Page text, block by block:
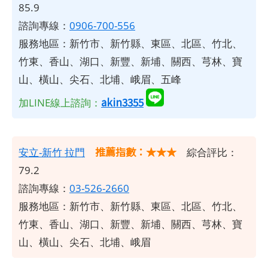
85.9
諮詢專線： 0906-700-556
服務地區：新竹市、新竹縣、東區、北區、竹北、
竹東、香山、湖口、新豐、新埔、關西、芎林、寶
山、橫山、尖石、北埔、峨眉、五峰
加LINE線上諮詢： akin3355
安立-新竹 拉門 推薦指數：★★★ 綜合評比：
79.2
諮詢專線： 03-526-2660
服務地區：新竹市、新竹縣、東區、北區、竹北、
竹東、香山、湖口、新豐、新埔、關西、芎林、寶
山、橫山、尖石、北埔、峨眉